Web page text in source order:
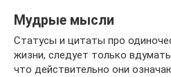
Мудрые мысли
Статусы и цитаты про
жизни, следует только
что действительно они